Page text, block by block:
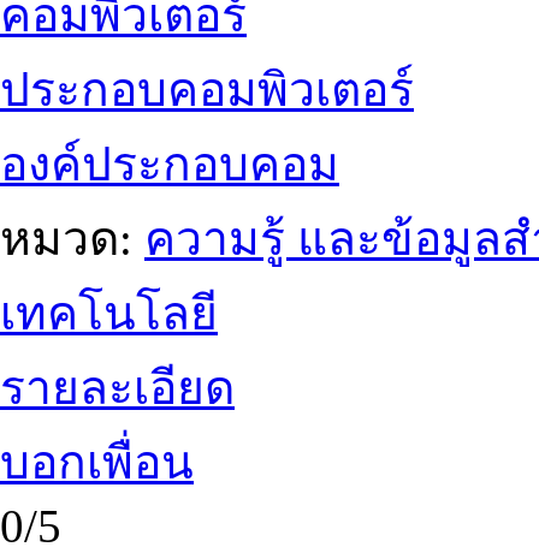
คอมพิวเตอร์
ประกอบคอมพิวเตอร์
องค์ประกอบคอม
หมวด: ความรู้ และข้อมูล
เทคโนโลยี
รายละเอียด
บอกเพื่อน
0/5